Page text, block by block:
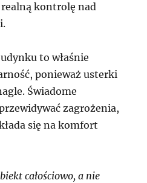
realną kontrolę nad
to właśnie
ponieważ usterki
Świadome
zagrożenia,
się na komfort
całościowo, a nie